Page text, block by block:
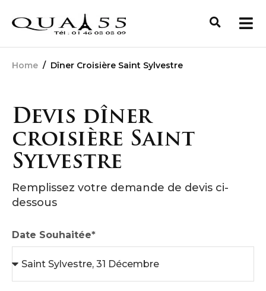
Home / Dîner Croisière Saint Sylvestre
Devis dîner
croisière Saint
Sylvestre
Remplissez votre demande de devis ci-
dessous
Date Souhaitée*